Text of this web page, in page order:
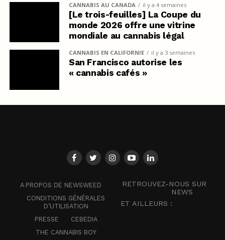
CANNABIS AU CANADA il y a 4 semaines
[Le trois-feuilles] La Coupe du
monde 2026 offre une vitrine
mondiale au cannabis légal
CANNABIS EN CALIFORNIE il y a 3 semaines
San Francisco autorise les
« cannabis cafés »
A PROPOS DE NEWSWEED
CONDITIONS GÉNÉRALES
D’UTILISATION
PRESSE
CEBEDIA
THE CANNABIS BOY
RETROUVEZ-NOUS SUR
NEWS
ET AILLEURS :